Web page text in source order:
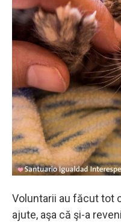
Voluntarii au făcut tot
ajute, aşa că şi-a